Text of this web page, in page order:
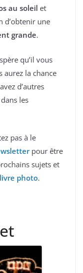
au soleil et
d’obtenir une
grande.
qu’il vous
aurez la chance
d’autres
les
pas à le
pour être
sujets et
photo.